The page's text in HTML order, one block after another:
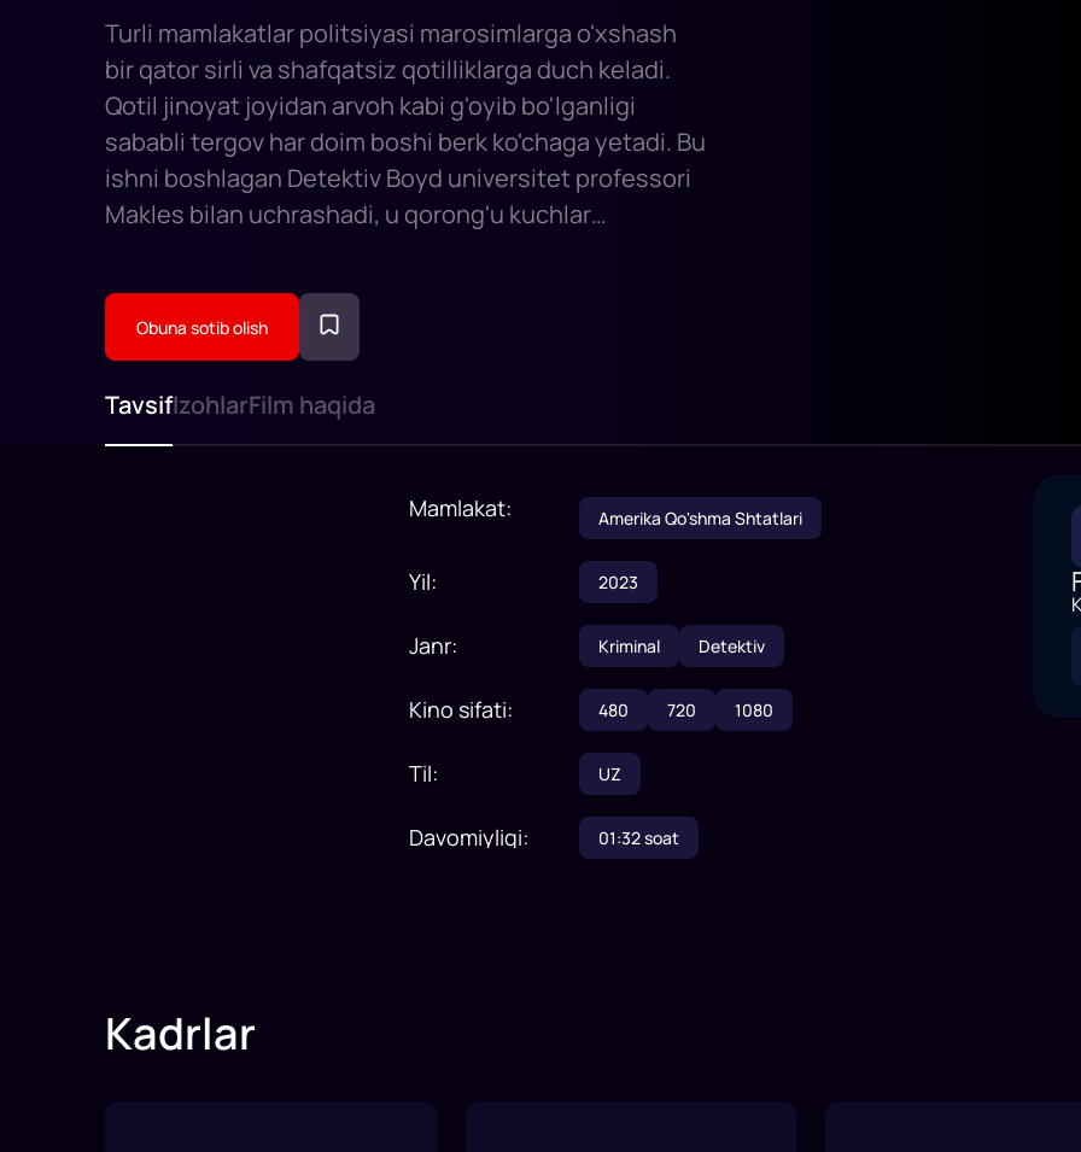
Turli mamlakatlar politsiyasi marosimlarga o'xshash
bir qator sirli va shafqatsiz qotilliklarga duch keladi.
Qotil jinoyat joyidan arvoh kabi g'oyib bo'lganligi
sababli tergov har doim boshi berk ko'chaga yetadi. Bu
ishni boshlagan Detektiv Boyd universitet professori
Makles bilan uchrashadi, u qorong'u kuchlar
qurbon qilish bilan shug'ullanadigan qadimgi sehrli
kultlarni o'rganadi. Endi professor qotillar
psixologiyasining chuqurligiga kirib, shafqatsiz
jinoyatlar ortidagi sirni ochishi kerak bo'ladi.
Obuna sotib olish
TavsifIzohlarFilm haqida
Mamlakat: Amerika Qo'shma Shtatlari
Yil: 2023
Janr: Kriminal Detektiv
Kino sifati: 480 720 1080
Til: UZ
Davomiyligi: 01:32soat
Kadrlar